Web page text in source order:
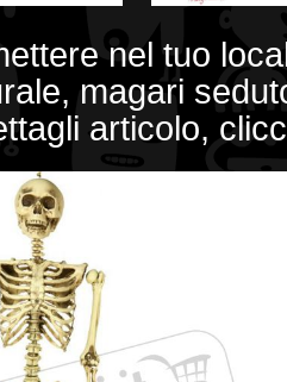
nel tuo
magari
articolo,